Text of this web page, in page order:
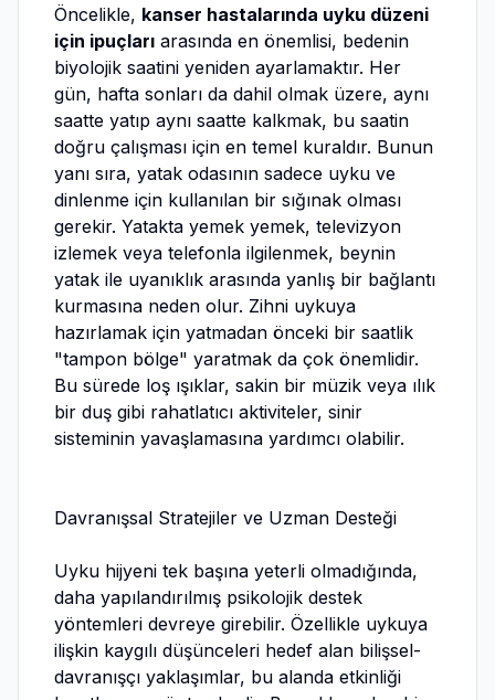
Öncelikle, kanser hastalarında uyku düzeni
için ipuçları arasında en önemlisi, bedenin
biyolojik saatini yeniden ayarlamaktır. Her
gün, hafta sonları da dahil olmak üzere, aynı
saatte yatıp aynı saatte kalkmak, bu saatin
doğru çalışması için en temel kuraldır. Bunun
yanı sıra, yatak odasının sadece uyku ve
dinlenme için kullanılan bir sığınak olması
gerekir. Yatakta yemek yemek, televizyon
izlemek veya telefonla ilgilenmek, beynin
yatak ile uyanıklık arasında yanlış bir bağlantı
kurmasına neden olur. Zihni uykuya
hazırlamak için yatmadan önceki bir saatlik
"tampon bölge" yaratmak da çok önemlidir.
Bu sürede loş ışıklar, sakin bir müzik veya ılık
bir duş gibi rahatlatıcı aktiviteler, sinir
sisteminin yavaşlamasına yardımcı olabilir.
Davranışsal Stratejiler ve Uzman Desteği
Uyku hijyeni tek başına yeterli olmadığında,
daha yapılandırılmış psikolojik destek
yöntemleri devreye girebilir. Özellikle uykuya
ilişkin kaygılı düşünceleri hedef alan bilişsel-
davranışçı yaklaşımlar, bu alanda etkinliği